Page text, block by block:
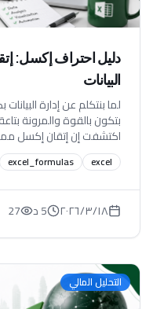
البيانات
لما بنتكلم عن إدارة
اكتشفت إن إتقان إكسل
تشتغل أسرع، بدقة أعلى،
بسيطة أو بتحلل بيانات
البيانات لحد التحليل
excel
excel_formulas
١٨‏/٣‏/٢٠٢٦ 5 د 27
التحليل المالي